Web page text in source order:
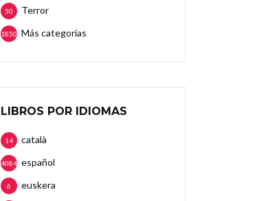
Terror
50
Más categorias
1850
LIBROS POR IDIOMAS
català
14
español
4084
euskera
6